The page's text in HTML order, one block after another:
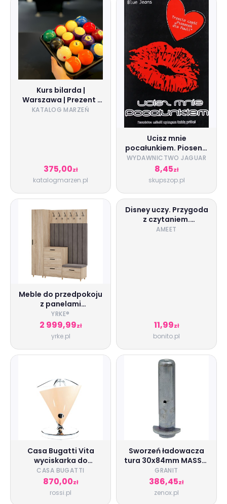
Kurs bilarda |
Warszawa | Prezent |
Voucher | Karta
KATALOG MARZEŃ
375,00zł
katalogmarzen.pl
Ucisz mnie
pocałunkiem. Piosenki
dla Pauli. Tom 3 - Blue
Jeans - książka
WYDAWNICTWO JAGUAR
8,45zł
skupszop.pl
Meble do przedpokoju
z panelami
tapicerowanymi - Dąb
Sonoma - YRKE
YRKE®️
2 999,99zł
yrke.pl
Disney uczy. Przygoda
z czytaniem.
Elementarz. Ćwiczenia
AMEET
11,99zł
bonito.pl
Casa Bugatti Vita
wyciskarka do
cytrusów,
CASA BUGATTI
870,00zł
rossi.pl
Sworzeń ładowacza
tura 30x84mm MASSEY
MF AL1116923
GRANIT
386,45zł
zenox.pl